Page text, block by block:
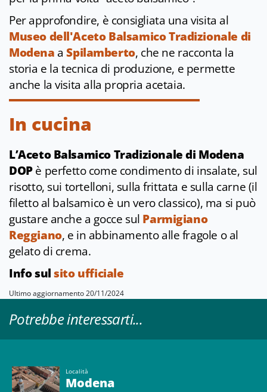
Per approfondire, è consigliata una visita al
Museo dell'Aceto Balsamico Tradizionale di
Modena aSpilamberto, che ne racconta la
storia e la tecnica di produzione, e permette
anche la visita alla propria acetaia.
In cucina
L’Aceto Balsamico Tradizionale di Modena
DOPè perfetto come condimento di insalate, sul
risotto, sui tortelloni, sulla frittata e sulla carne (il
filetto al balsamico è un vero classico), ma si può
gustare anche a gocce sul Parmigiano
Reggiano, e in abbinamento alle fragole o al
gelato di crema.
Info sulsito ufficiale
Ultimo aggiornamento 20/11/2024
Potrebbe interessarti...
Località
Modena